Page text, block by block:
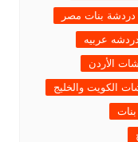
دردشة بنات مصر
دردشه عربيه
شات الأردن
الكويت والخليج